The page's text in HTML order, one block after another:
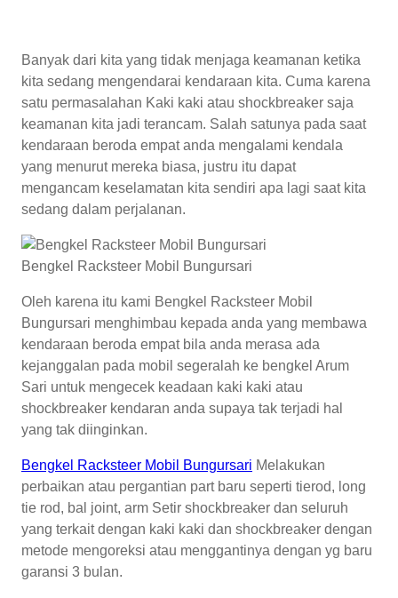
Banyak dari kita yang tidak menjaga keamanan ketika
kita sedang mengendarai kendaraan kita. Cuma karena
satu permasalahan Kaki kaki atau shockbreaker saja
keamanan kita jadi terancam. Salah satunya pada saat
kendaraan beroda empat anda mengalami kendala
yang menurut mereka biasa, justru itu dapat
mengancam keselamatan kita sendiri apa lagi saat kita
sedang dalam perjalanan.
Bengkel Racksteer Mobil Bungursari
Oleh karena itu kami Bengkel Racksteer Mobil
Bungursari menghimbau kepada anda yang membawa
kendaraan beroda empat bila anda merasa ada
kejanggalan pada mobil segeralah ke bengkel Arum
Sari untuk mengecek keadaan kaki kaki atau
shockbreaker kendaran anda supaya tak terjadi hal
yang tak diinginkan.
Bengkel Racksteer Mobil Bungursari Melakukan
perbaikan atau pergantian part baru seperti tierod, long
tie rod, bal joint, arm Setir shockbreaker dan seluruh
yang terkait dengan kaki kaki dan shockbreaker dengan
metode mengoreksi atau menggantinya dengan yg baru
garansi 3 bulan.